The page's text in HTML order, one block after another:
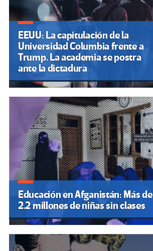
EEUU: La capitulación de la
Universidad Columbia frente a
Trump. La academia se postra
ante la dictadura
Educación en Afganistán: Más de
2.2 millones de niñas sin clases